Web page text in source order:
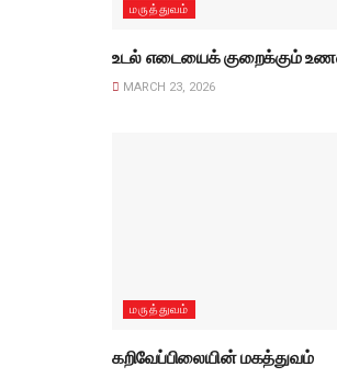
மருத்துவம்
உடல் எடையைக் குறைக்கும்
MARCH 23, 2026
மருத்துவம்
கறிவேப்பிலையின் மகத்துவம்